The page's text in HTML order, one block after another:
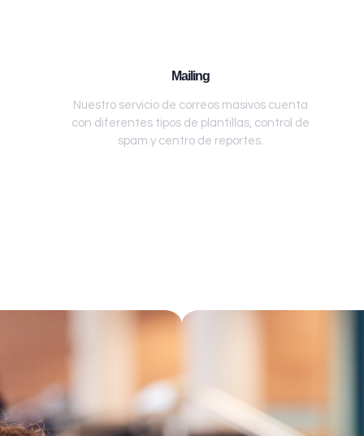
Mailing
Nuestro servicio de correos masivos cuenta
con diferentes tipos de plantillas, control de
spam y centro de reportes.